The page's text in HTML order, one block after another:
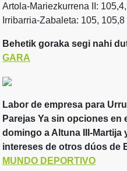
Artola-Mariezkurrena II:
Irribarria-Zabaleta: 105, 105,8
Behetik goraka segi nahi
GARA
Labor de empresa para
Parejas Ya sin opciones en
domingo a Altuna III-Martija
intereses de otros dúos de
MUNDO DEPORTIVO